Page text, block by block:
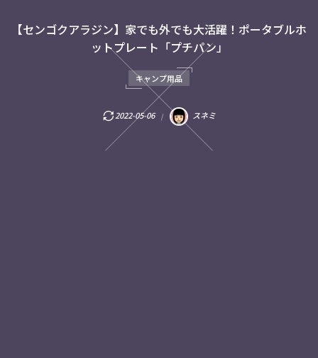
【センゴクアラジン】家でも外でも大活躍！ポータブルホ
ットプレート「プチパン」
キャンプ用品
2022-05-06 スネミ